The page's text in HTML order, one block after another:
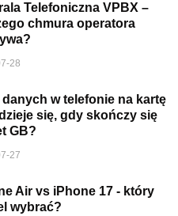
Telefoniczna VPBX –
chmura operatora
28
danych w telefonie na kartę
się, gdy skończy się
GB?
27
Air vs iPhone 17 - który
wybrać?